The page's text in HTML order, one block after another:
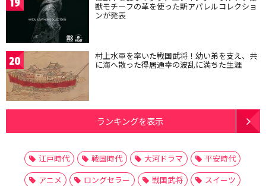
19 獣モチーフの革を使った新アパレルコレクショ
ンが発表
20 村上水軍を率いた戦国武将！幼い弟を支え、共
に海へ散った得居通幸の波乱に満ちた生涯
ランキングを表示
江戸時代 戦国時代 大河ドラマ
平安時代
アニメ
ロングセラー 戦国武将
スイーツ